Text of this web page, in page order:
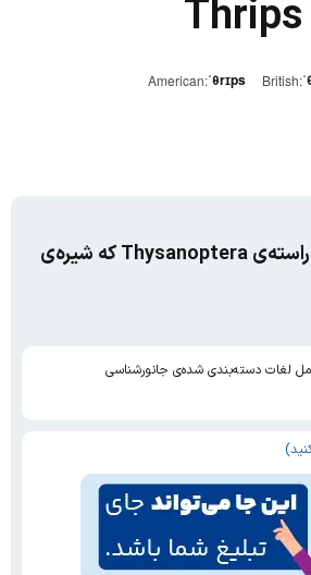
Thrips
American:ˈθrɪps British:
تریپس (راسته‌ی Thysanoptera که شیره‌ی
لغات دسته‌بندی شده‌ی جانورشناسی